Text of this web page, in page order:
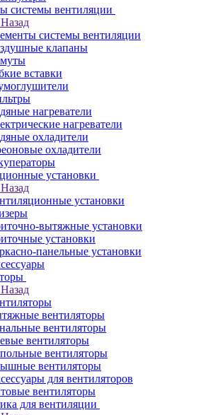
системы вентиляции
Назад
системы вентиляции
клапаны
вставки
нагреватели
нагреватели
охладители
охладители
установки
Назад
установки
вытяжные установки
установки
панельные установки
Назад
вентиляторы
вентиляторы
вентиляторы
вентиляторы
вентиляторы
для вентиляторов
вентиляторы
для вентиляции